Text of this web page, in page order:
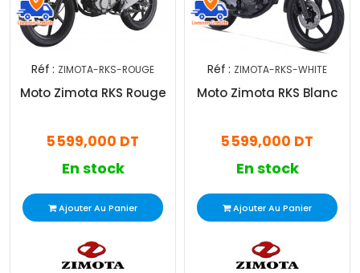
Réf : ZIMOTA-RKS-ROUGE
Moto Zimota RKS Rouge
5 599,000 DT
En stock
Ajouter Au Panier
Réf : ZIMOTA-RKS-WHITE
Moto Zimota RKS Blanc
5 599,000 DT
En stock
Ajouter Au Panier